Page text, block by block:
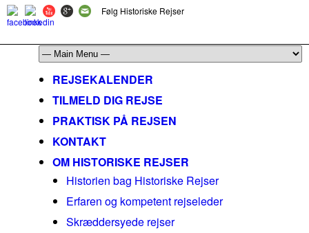
Følg Historiske Rejser
REJSEKALENDER
TILMELD DIG REJSE
PRAKTISK PÅ REJSEN
KONTAKT
OM HISTORISKE REJSER
Historien bag Historiske Rejser
Erfaren og kompetent rejseleder
Skræddersyede rejser